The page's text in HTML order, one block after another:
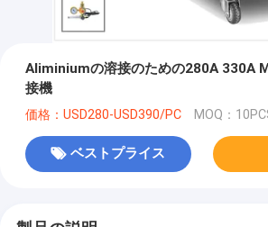
Aliminiumの溶接のための280A 330A
接機
価格：USD280-USD390/PC MOQ：
ベストプライス